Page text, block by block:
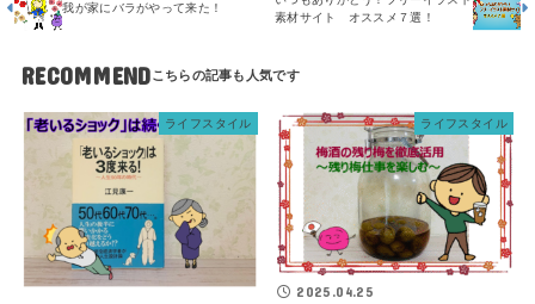
我が家にバラがやって来た！
素材サイト オススメ７選！
RECOMMEND
ライフスタイル ライフスタイル
2025.04.25